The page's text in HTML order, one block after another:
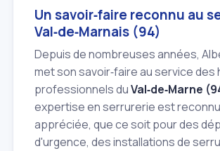
Un savoir‑faire reconnu au
Val‑de‑Marnais (94)
Depuis de nombreuses années,
met son savoir‑faire au service
professionnels duVal‑de‑Marne
expertise en serrurerie est
appréciée, que ce soit pour des
d'urgence, des installations de